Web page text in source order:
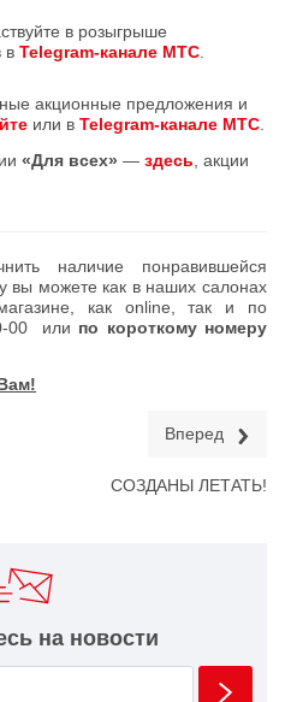
в розыгрыше
в Telegram-канале МТС
акционные предложения и
или в Telegram-канале МТС
«Для всех» — здесь , акции
наличие понравившейся
вы можете как в наших салонах
как online, так и по
00 или по короткому номеру
Вперед
СОЗДАНЫ ЛЕТАТЬ!
на новости